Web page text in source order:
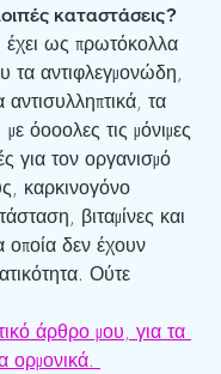
καταστάσεις?
έχει ως πρωτόκολλα
τα αντιφλεγμονώδη,
αντισυλληπτικά, τα
με όοοολες τις μόνιμες
για τον οργανισμό
καρκινογόνο
βιταμίνες και
οποία δεν έχουν
Ούτε
άρθρο μου, για τα
ορμονικά.